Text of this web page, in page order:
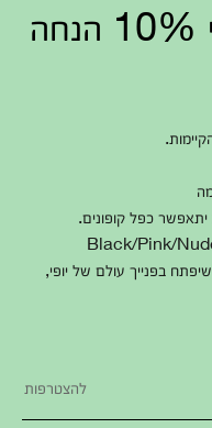
הצטרפי אלינו וקבלי 10% הנחה
כפל קופונים.
בפנייך עולם של יופי,